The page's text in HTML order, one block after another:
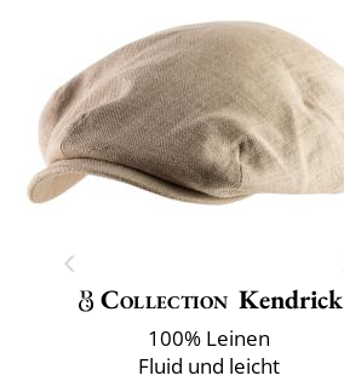
Collection Kendrick
100% Leinen
Fluid und leicht